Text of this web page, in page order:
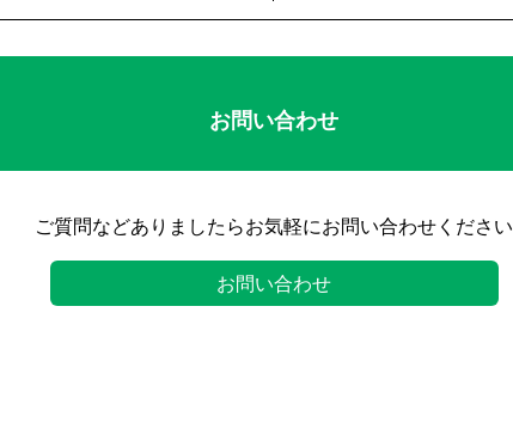
お問い合わせ
ご質問などありましたらお気軽にお問い合わせください
お問い合わせ